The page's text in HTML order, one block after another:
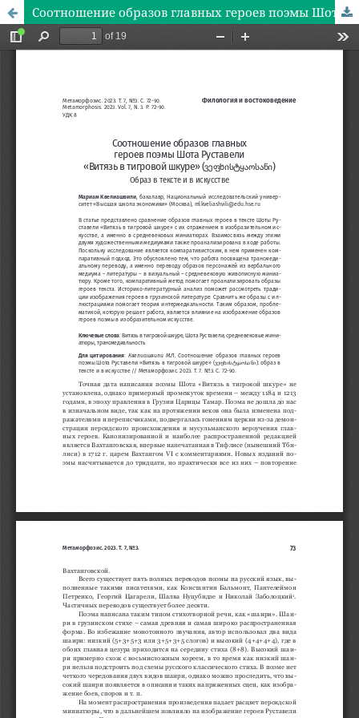
Соотношение образов главных героев поэмы Шота Руставели «Витязь в тигровой шкуре» (ვეფხისტყაოსანი)